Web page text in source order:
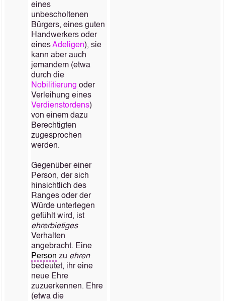
eines
unbescholtenen
Bürgers, eines guten
Handwerkers oder
einesAdeligen), sie
kann aber auch
jemandem (etwa
durch die
Nobilitierung oder
Verleihung eines
Verdienstordens)
von einem dazu
Berechtigten
zugesprochen
werden.
Gegenüber einer
Person, der sich
hinsichtlich des
Ranges oder der
Würde unterlegen
gefühlt wird, ist
ehrerbietiges
Verhalten
angebracht. Eine
Person zu ehren
bedeutet, ihr eine
neue Ehre
zuzuerkennen. Ehre
(etwa die